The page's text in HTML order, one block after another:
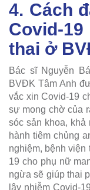
4. Cách
Covid-
thai ở
Bác sĩ Nguyễn
BVĐK Tâm Anh
vắc xin Covid-19
sự mong chờ của
sóc sản khoa,
hành tiêm chủng
nghiệm, bệnh
19 cho phụ nữ
ngừa sẽ giúp thai
lây nhiễm Covid-